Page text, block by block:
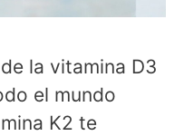
la vitamina D3
el mundo
K2 te